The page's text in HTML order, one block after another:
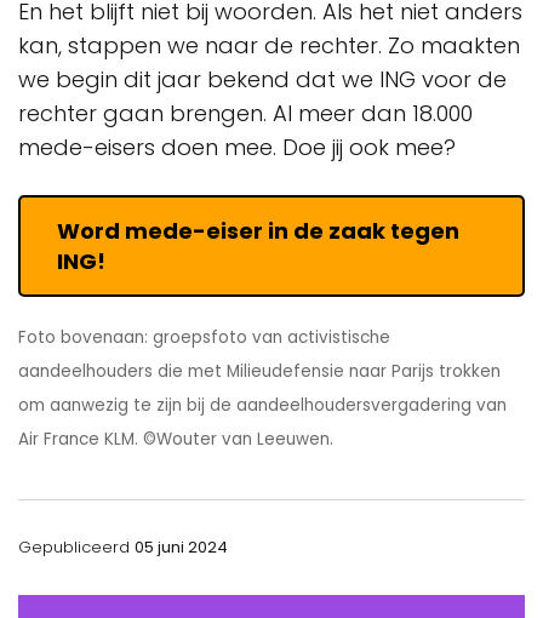
En het blijft niet bij woorden. Als het niet anders
kan, stappen we naar de rechter. Zo maakten
we begin dit jaar bekend dat we ING voor de
rechter gaan brengen. Al meer dan 18.000
mede-eisers doen mee. Doe jij ook mee?
Word mede-eiser in de zaak tegen
ING!
Foto bovenaan: groepsfoto van activistische
aandeelhouders die met Milieudefensie naar Parijs trokken
om aanwezig te zijn bij de aandeelhoudersvergadering van
Air France KLM. ©Wouter van Leeuwen.
Gepubliceerd 05 juni 2024